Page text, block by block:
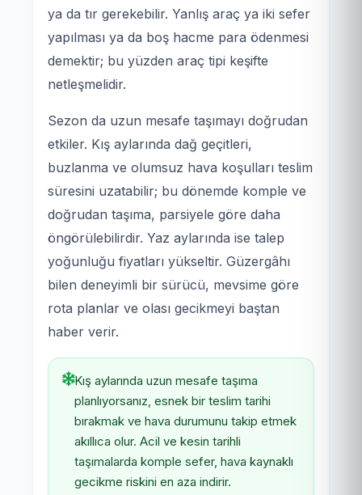
ya da tır gerekebilir. Yanlış araç ya iki sefer
yapılması ya da boş hacme para ödenmesi
demektir; bu yüzden araç tipi keşifte
netleşmelidir.
Sezon da uzun mesafe taşımayı doğrudan
etkiler. Kış aylarında dağ geçitleri,
buzlanma ve olumsuz hava koşulları teslim
süresini uzatabilir; bu dönemde komple ve
doğrudan taşıma, parsiyele göre daha
öngörülebilirdir. Yaz aylarında ise talep
yoğunluğu fiyatları yükseltir. Güzergâhı
bilen deneyimli bir sürücü, mevsime göre
rota planlar ve olası gecikmeyi baştan
haber verir.
Kış aylarında uzun mesafe taşıma
planlıyorsanız, esnek bir teslim tarihi
bırakmak ve hava durumunu takip etmek
akıllıca olur. Acil ve kesin tarihli
taşımalarda komple sefer, hava kaynaklı
gecikme riskini en aza indirir.